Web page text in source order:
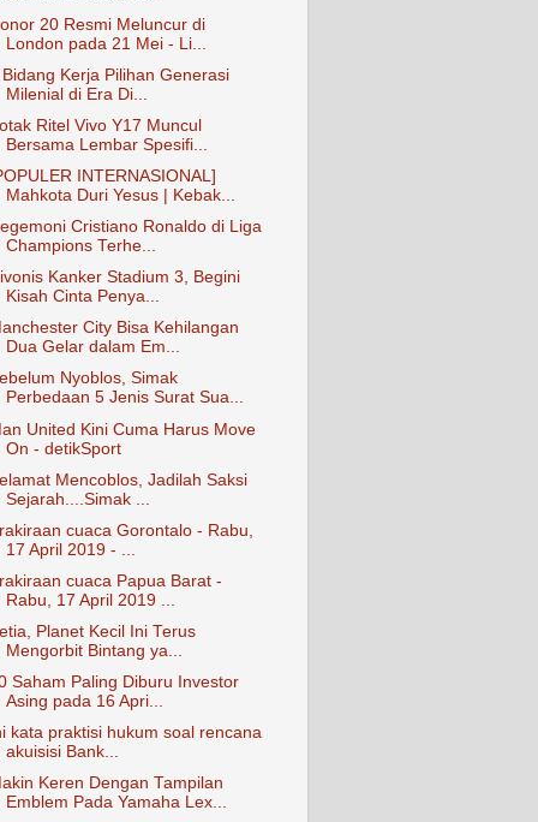
20 Resmi Meluncur di
London pada 21 Mei - Li...
Kerja Pilihan Generasi
Milenial di Era Di...
Ritel Vivo Y17 Muncul
Bersama Lembar Spesifi...
INTERNASIONAL]
Mahkota Duri Yesus | Kebak...
Cristiano Ronaldo di Liga
Champions Terhe...
Kanker Stadium 3, Begini
Kisah Cinta Penya...
City Bisa Kehilangan
Dua Gelar dalam Em...
Nyoblos, Simak
Perbedaan 5 Jenis Surat Sua...
United Kini Cuma Harus Move
On - detikSport
Mencoblos, Jadilah Saksi
Sejarah....Simak ...
cuaca Gorontalo - Rabu,
17 April 2019 - ...
cuaca Papua Barat -
Rabu, 17 April 2019 ...
Planet Kecil Ini Terus
Mengorbit Bintang ya...
Saham Paling Diburu Investor
Asing pada 16 Apri...
kata praktisi hukum soal rencana
akuisisi Bank...
Keren Dengan Tampilan
Emblem Pada Yamaha Lex...